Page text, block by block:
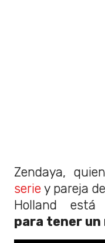
Zendaya,
serie y pareja
Holland está
para tener un